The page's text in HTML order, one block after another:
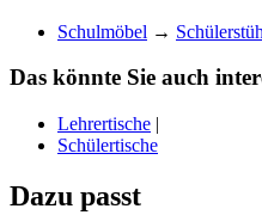
Schulmöbel →
Das könnte Sie auch
Lehrertische |
Schülertische
Dazu passt